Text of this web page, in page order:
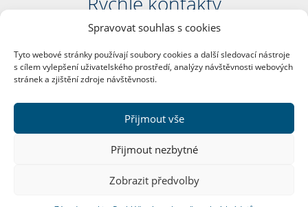
Spravovat souhlas s cookies
Tyto webové stránky používají soubory cookies a další sledovací nástroje
s cílem vylepšení uživatelského prostředí, analýzy návštěvnosti webových
stránek a zjištění zdroje návštěvnosti.
Přijmout vše
Přijmout nezbytné
Zobrazit předvolby
Filozofická fakulta
nám. Jana Palacha 1/2
116 38 Praha 1
DIČ: CZ00216208
Další kontakty